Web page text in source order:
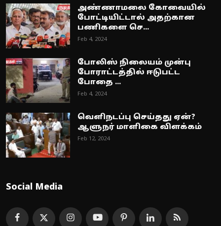
அண்ணாமலை கோவையில்
போட்டியிட்டால் அதற்கான
பணிகளை செ...
Feb 4, 2024
போலிஸ் நிலையம் முன்பு
போராட்டத்தில் ஈடுபட்ட
போதை ...
Feb 4, 2024
வெளிநடப்பு செய்தது ஏன்?
ஆளுநர் மாளிகை விளக்கம்
Feb 12, 2024
Social Media